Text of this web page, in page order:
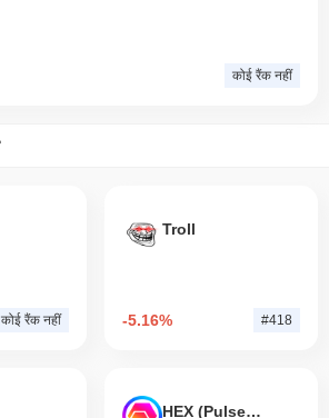
कोई रैंक नहीं
कोई रैंक नहीं
Troll
-5.16% #418
HEX (Pulsechain)